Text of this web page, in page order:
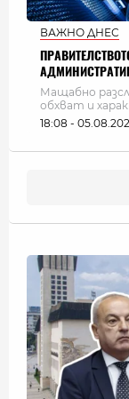
ВАЖНО ДНЕС
Мащабно
обхват и
18:08 -